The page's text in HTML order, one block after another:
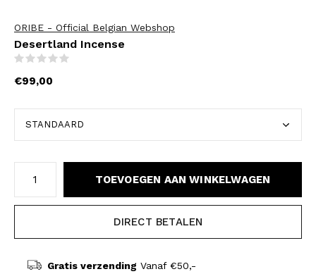
ORIBE - Official Belgian Webshop
Desertland Incense
€99,00
TOEVOEGEN AAN WINKELWAGEN
DIRECT BETALEN
Gratis verzending Vanaf €50,-